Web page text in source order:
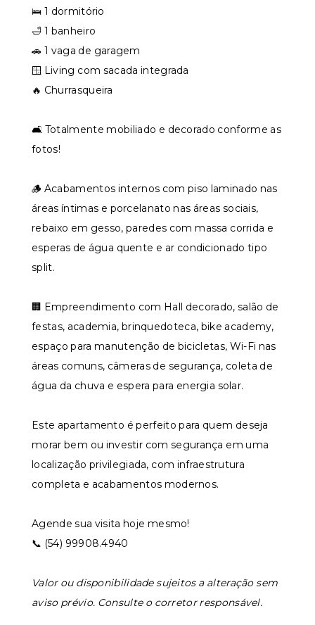
🛌 1 dormitório
🛁 1 banheiro
🚗 1 vaga de garagem
🪟 Living com sacada integrada
🔥 Churrasqueira
🛋️ Totalmente mobiliado e decorado conforme as
fotos!
🪵 Acabamentos internos com piso laminado nas
áreas íntimas e porcelanato nas áreas sociais,
rebaixo em gesso, paredes com massa corrida e
esperas de água quente e ar condicionado tipo
split.
🏢 Empreendimento com Hall decorado, salão de
festas, academia, brinquedoteca, bike academy,
espaço para manutenção de bicicletas, Wi-Fi nas
áreas comuns, câmeras de segurança, coleta de
água da chuva e espera para energia solar.
Este apartamento é perfeito para quem deseja
morar bem ou investir com segurança em uma
localização privilegiada, com infraestrutura
completa e acabamentos modernos.
Agende sua visita hoje mesmo!
📞 (54) 99908.4940
Valor ou disponibilidade sujeitos a alteração sem
aviso prévio. Consulte o corretor responsável.